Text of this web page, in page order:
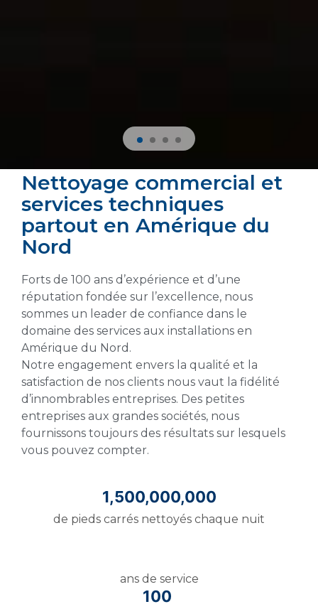
Nettoyage commercial et
services techniques
partout en Amérique du
Nord
Forts de 100 ans d’expérience et d’une
réputation fondée sur l’excellence, nous
sommes un leader de confiance dans le
domaine des services aux installations en
Amérique du Nord.
Notre engagement envers la qualité et la
satisfaction de nos clients nous vaut la fidélité
d’innombrables entreprises. Des petites
entreprises aux grandes sociétés, nous
fournissons toujours des résultats sur lesquels
vous pouvez compter.
1,500,000,000
de pieds carrés nettoyés chaque nuit
100
ans de service